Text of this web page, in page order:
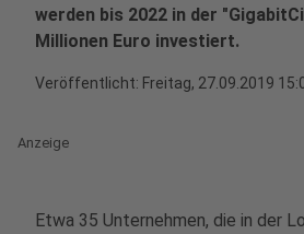
werden bis 2022 in der
Millionen Euro investiert.
Veröffentlicht: Freitag, 27.09.2019
Anzeige
Etwa 35 Unternehmen, die in der